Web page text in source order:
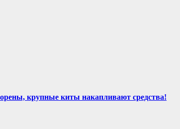
крупные киты накапливают средства!